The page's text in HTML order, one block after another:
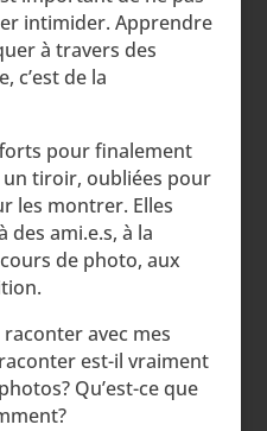
intimider. Apprendre
à travers des
c’est de la
pour finalement
tiroir, oubliées pour
les montrer. Elles
des ami.e.s, à la
de photo, aux
raconter avec mes
est-il vraiment
Qu’est-ce que